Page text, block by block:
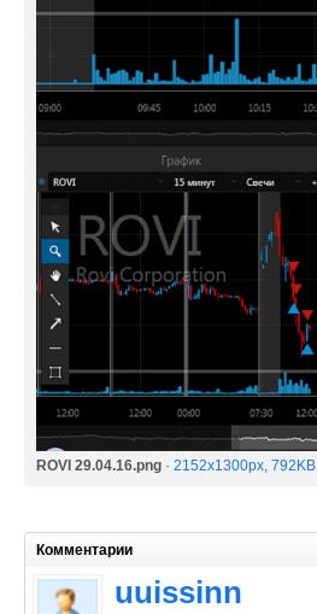
ROVI 29.04.16.png · 2152x1300px, 792KB
Комментарии
uuissinn